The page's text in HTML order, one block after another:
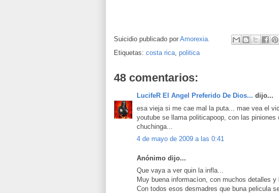
Suicidio publicado por Amorexia.
Etiquetas: costa rica, politica
48 comentarios:
LucifeR El Angel Preferido De Dios... dijo...
esa vieja si me cae mal la puta... mae vea el
youtube se llama politicapoop, con las
chuchinga...
4 de mayo de 2009 a las 0:41
Anónimo dijo...
Que vaya a ver quin la infla...
Muy buena informacìon, con muchos detalles
Con todos esos desmadres que buna pelicula